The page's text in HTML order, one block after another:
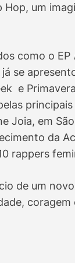
Hop, um
como o EP
se
e
Joia, em
da
rappers
de um
coragem